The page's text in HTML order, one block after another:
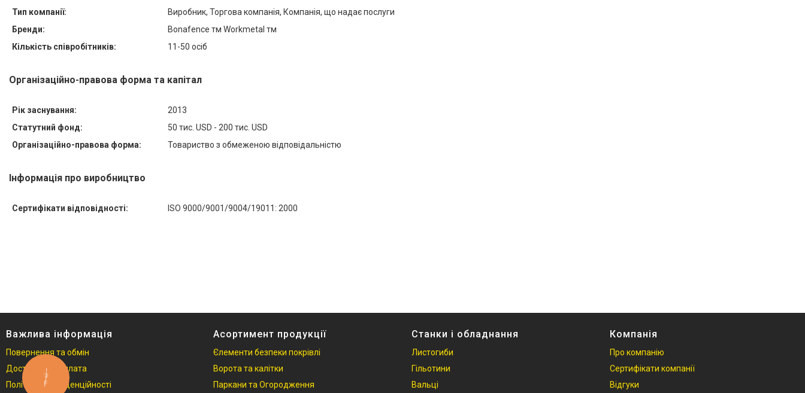
Тип компанії:
Виробник, Торгова компанія, Компанія, що надає послуги
Бренди:
Bonafence тм Workmetal тм
Кількість співробітників:
11-50 осіб
Організаційно-правова форма та капітал
Рік заснування:
2013
Статутний фонд:
50 тис. USD - 200 тис. USD
Організаційно-правова форма:
Товариство з обмеженою відповідальністю
Інформація про виробництво
Сертифікати відповідності: ISO 9000/9001/9004/19011: 2000
Важлива інформація
Повернення та обмін
Доставка та Оплата
Політика конфіденційності
Асортимент продукції
Єлементи безпеки покрівлі
Ворота та калітки
Паркани та Огородження
Станки і обладнання
Листогиби
Гільотини
Вальці
Компанія
Про компанію
Сертифікати компанії
Відгуки
КНОПКА
ЗВ'ЯЗКУ